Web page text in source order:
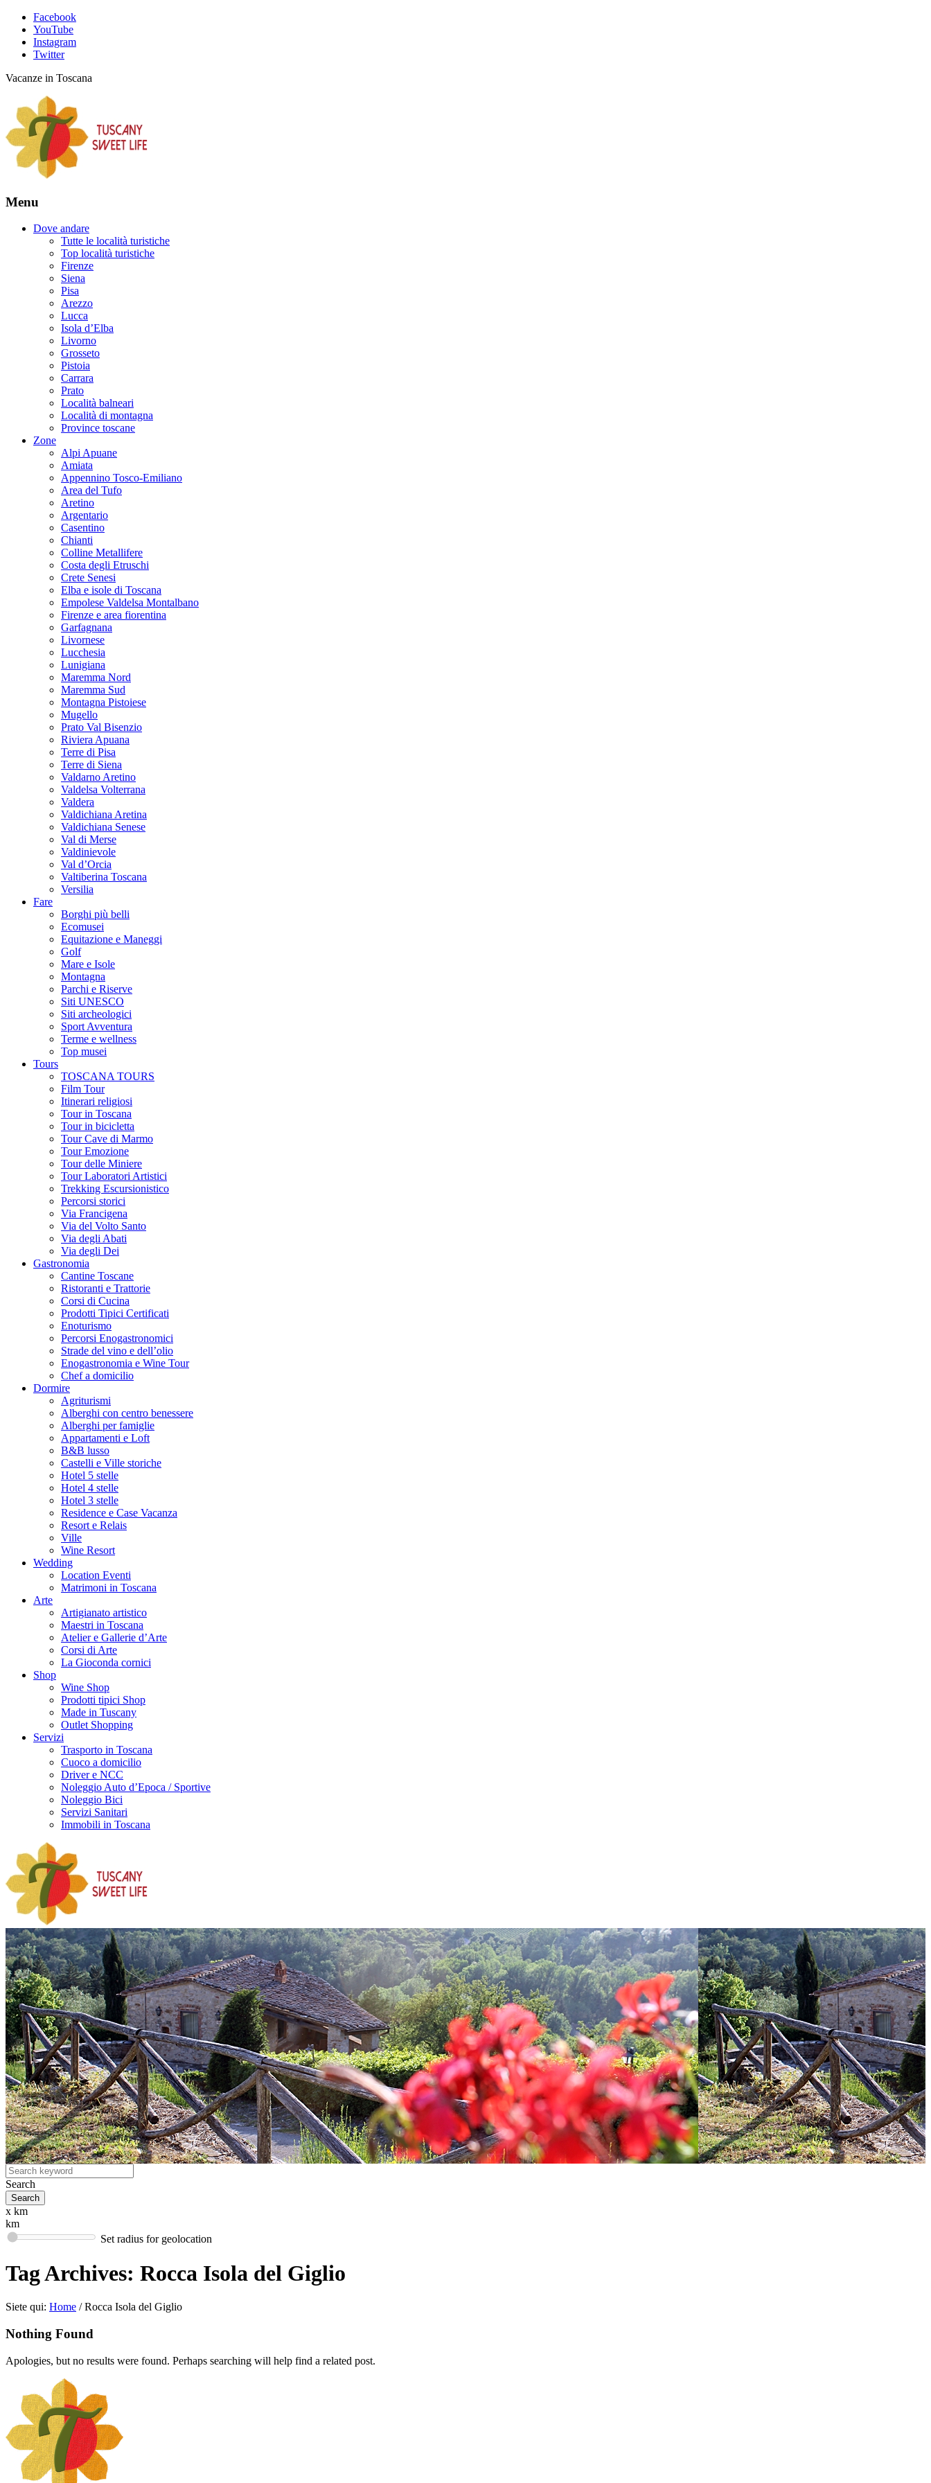
Facebook
YouTube
Instagram
Twitter
Vacanze in Toscana
Menu
Dove andare
Tutte le località turistiche
Top località turistiche
Firenze
Siena
Pisa
Arezzo
Lucca
Isola d’Elba
Livorno
Grosseto
Pistoia
Carrara
Prato
Località balneari
Località di montagna
Province toscane
Zone
Alpi Apuane
Amiata
Appennino Tosco-Emiliano
Area del Tufo
Aretino
Argentario
Casentino
Chianti
Colline Metallifere
Costa degli Etruschi
Crete Senesi
Elba e isole di Toscana
Empolese Valdelsa Montalbano
Firenze e area fiorentina
Garfagnana
Livornese
Lucchesia
Lunigiana
Maremma Nord
Maremma Sud
Montagna Pistoiese
Mugello
Prato Val Bisenzio
Riviera Apuana
Terre di Pisa
Terre di Siena
Valdarno Aretino
Valdelsa Volterrana
Valdera
Valdichiana Aretina
Valdichiana Senese
Val di Merse
Valdinievole
Val d’Orcia
Valtiberina Toscana
Versilia
Fare
Borghi più belli
Ecomusei
Equitazione e Maneggi
Golf
Mare e Isole
Montagna
Parchi e Riserve
Siti UNESCO
Siti archeologici
Sport Avventura
Terme e wellness
Top musei
Tours
TOSCANA TOURS
Film Tour
Itinerari religiosi
Tour in Toscana
Tour in bicicletta
Tour Cave di Marmo
Tour Emozione
Tour delle Miniere
Tour Laboratori Artistici
Trekking Escursionistico
Percorsi storici
Via Francigena
Via del Volto Santo
Via degli Abati
Via degli Dei
Gastronomia
Cantine Toscane
Ristoranti e Trattorie
Corsi di Cucina
Prodotti Tipici Certificati
Enoturismo
Percorsi Enogastronomici
Strade del vino e dell’olio
Enogastronomia e Wine Tour
Chef a domicilio
Dormire
Agriturismi
Alberghi con centro benessere
Alberghi per famiglie
Appartamenti e Loft
B&B lusso
Castelli e Ville storiche
Hotel 5 stelle
Hotel 4 stelle
Hotel 3 stelle
Residence e Case Vacanza
Resort e Relais
Ville
Wine Resort
Wedding
Location Eventi
Matrimoni in Toscana
Arte
Artigianato artistico
Maestri in Toscana
Atelier e Gallerie d’Arte
Corsi di Arte
La Gioconda cornici
Shop
Wine Shop
Prodotti tipici Shop
Made in Tuscany
Outlet Shopping
Servizi
Trasporto in Toscana
Cuoco a domicilio
Driver e NCC
Noleggio Auto d’Epoca / Sportive
Noleggio Bici
Servizi Sanitari
Immobili in Toscana
Search
x km
km
Set radius for geolocation
Tag Archives: Rocca Isola del Giglio
Siete qui: Home / Rocca Isola del Giglio
Nothing Found
Apologies, but no results were found. Perhaps searching will help find a related post.